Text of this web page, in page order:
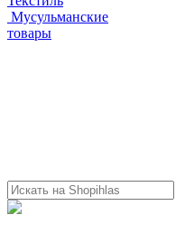
Мусульманские
товары